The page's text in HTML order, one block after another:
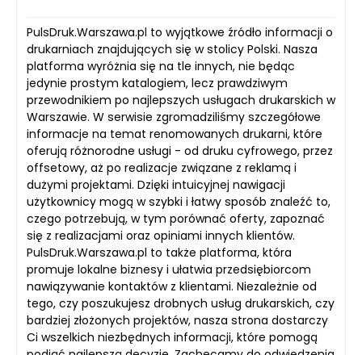
PulsDruk.Warszawa.pl to wyjątkowe źródło informacji o
drukarniach znajdujących się w stolicy Polski. Nasza
platforma wyróżnia się na tle innych, nie będąc
jedynie prostym katalogiem, lecz prawdziwym
przewodnikiem po najlepszych usługach drukarskich w
Warszawie. W serwisie zgromadziliśmy szczegółowe
informacje na temat renomowanych drukarni, które
oferują różnorodne usługi - od druku cyfrowego, przez
offsetowy, aż po realizacje związane z reklamą i
dużymi projektami. Dzięki intuicyjnej nawigacji
użytkownicy mogą w szybki i łatwy sposób znaleźć to,
czego potrzebują, w tym porównać oferty, zapoznać
się z realizacjami oraz opiniami innych klientów.
PulsDruk.Warszawa.pl to także platforma, która
promuje lokalne biznesy i ułatwia przedsiębiorcom
nawiązywanie kontaktów z klientami. Niezależnie od
tego, czy poszukujesz drobnych usług drukarskich, czy
bardziej złożonych projektów, nasza strona dostarczy
Ci wszelkich niezbędnych informacji, które pomogą